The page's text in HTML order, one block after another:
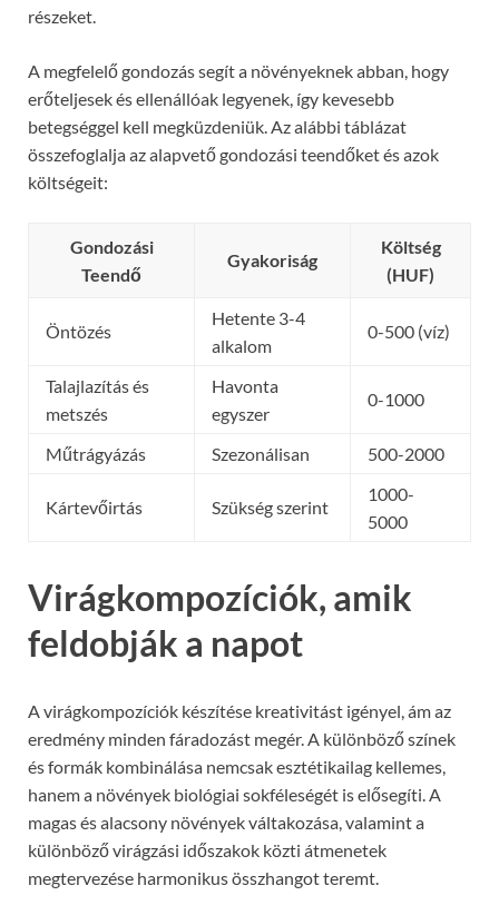
részeket.
A megfelelő gondozás segít a növényeknek abban, hogy
erőteljesek és ellenállóak legyenek, így kevesebb
betegséggel kell megküzdeniük. Az alábbi táblázat
összefoglalja az alapvető gondozási teendőket és azok
költségeit:
Gondozási
Teendő
Gyakoriság
Költség
(HUF)
Öntözés
Hetente 3-4
alkalom
0-500 (víz)
Talajlazítás és
metszés
Havonta
egyszer
0-1000
Műtrágyázás Szezonálisan 500-2000
Kártevőirtás Szükség szerint
1000-
5000
Virágkompozíciók, amik
feldobják a napot
A virágkompozíciók készítése kreativitást igényel, ám az
eredmény minden fáradozást megér. A különböző színek
és formák kombinálása nemcsak esztétikailag kellemes,
hanem a növények biológiai sokféleségét is elősegíti. A
magas és alacsony növények váltakozása, valamint a
különböző virágzási időszakok közti átmenetek
megtervezése harmonikus összhangot teremt.